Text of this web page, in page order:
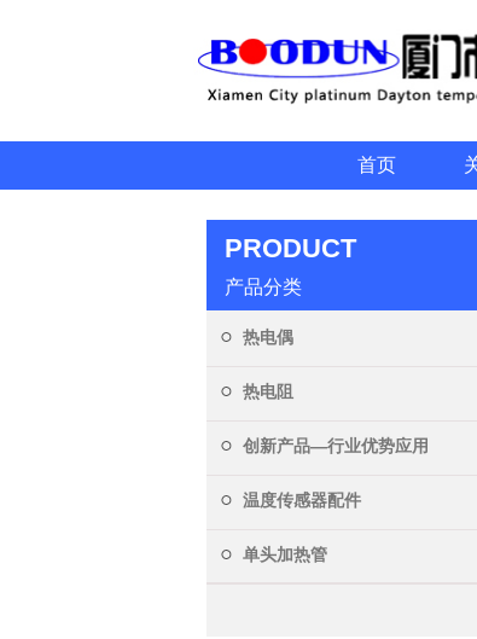
首页
PRODUCT
产品分类
热电偶
热电阻
创新产品—行业优势应用
温度传感器配件
单头加热管